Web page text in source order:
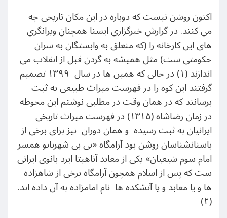
اکنون روشن نیست که دوباره در این مکان تاریخی چه
می کنند. در گزارش خبرگزاری ایسنا همچنان ویرانگری
های این کارخانه را (که متعلق به وابستگان به سران
حکومتی ست) مثل همیشه به گردن قبل از انقلاب می
اندازند (۱) در حالی که همین ها در سال ۱۳۹۹ تصمیم
گرفتند این کوه را در فهرست میراث طبیعی به ثبت
برسانند که در همان وقت در مطلبی نوشتم این محوطه
در زمان رضاشاه (۱۳۱۵) در فهرست میراث تاریخی
ایرانیان به ثبت رسیده و همان دوران نیز برای برخی از
باستانشناسان روشن بود آرامگاه «بی بی شهربانو همسر
امام سوم شیعیان» یکی از معابد آناهیتا ایزد بانوی ایرانی
ست که پس از اسلام همچون آرامگاه برخی از شاهزاده
ها و یا معابد و یا آتشکده ها نام امامزاده به آن داده اند.
(۲)